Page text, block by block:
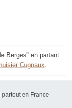
Berges" en partant
Cugnaux.
partout en France